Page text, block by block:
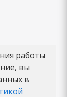
работы
вы
в